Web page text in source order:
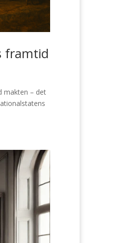
framtid
makten – det